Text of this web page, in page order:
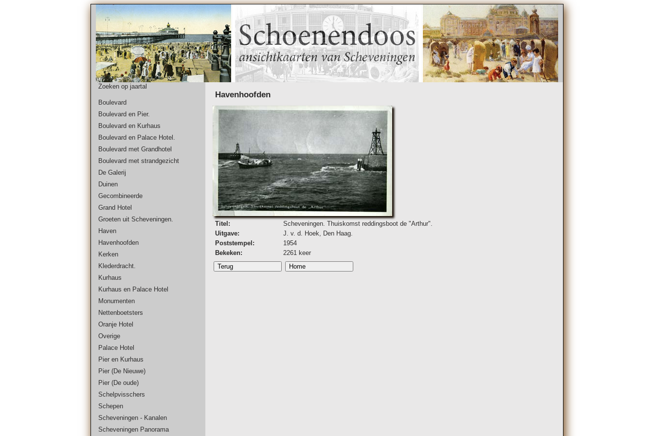
Zoeken op jaartal
Boulevard
Boulevard en Pier.
Boulevard en Kurhaus
Boulevard en Palace Hotel.
Boulevard met Grandhotel
Boulevard met strandgezicht
De Galerij
Duinen
Gecombineerde
Grand Hotel
Groeten uit Scheveningen.
Haven
Havenhoofden
Kerken
Klederdracht.
Kurhaus
Kurhaus en Palace Hotel
Monumenten
Nettenboetsters
Oranje Hotel
Overige
Palace Hotel
Pier en Kurhaus
Pier (De Nieuwe)
Pier (De oude)
Schelpvisschers
Schepen
Scheveningen - Kanalen
Scheveningen Panorama
Havenhoofden
Titel:
Scheveningen. Thuiskomst reddingsboot de "Arthur".
Uitgave:
J. v. d. Hoek, Den Haag.
Poststempel:
1954
Bekeken:
2261 keer